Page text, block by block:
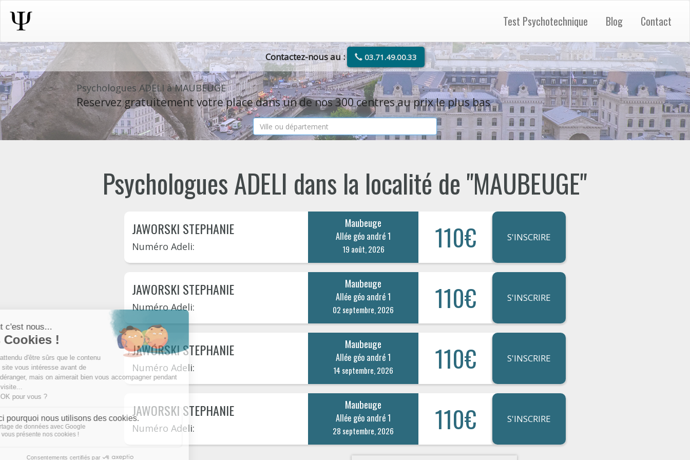
Test Psychotechnique Blog Contact
Contactez-nous au : 03.71.49.00.33
Psychologues ADELI à MAUBEUGE
Reservez gratuitement votre place dans un de nos 300 centres au prix le plus bas
Psychologues ADELI dans la localité de "MAUBEUGE"
JAWORSKI STEPHANIE
Numéro Adeli:
Maubeuge
Allée géo andré 1
19 août, 2026 110€ S'INSCRIRE
JAWORSKI STEPHANIE
Numéro Adeli:
Maubeuge
Allée géo andré 1
02 septembre, 2026 110€ S'INSCRIRE
JAWORSKI STEPHANIE
Numéro Adeli:
Maubeuge
Allée géo andré 1
14 septembre, 2026 110€ S'INSCRIRE
JAWORSKI STEPHANIE
Numéro Adeli:
Maubeuge
Allée géo andré 1
28 septembre, 2026 110€ S'INSCRIRE